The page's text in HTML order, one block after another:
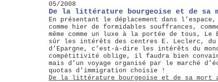
05/2008
De la littérature bourgeoise et de sa
En présentant le déplacement dans
comme hier de formidables souffrances,
même comme un luxe à la portée de tous,
sûr les intérêts des centres E. Leclerc,
d’Epargne, c’est-à-dire les intérêts du
compétitivité oblige, il faudra bien
mais d’un voyage organisé par le marché
quotas d’immigration choisie !
De la littérature bourgeoise et de sa mort